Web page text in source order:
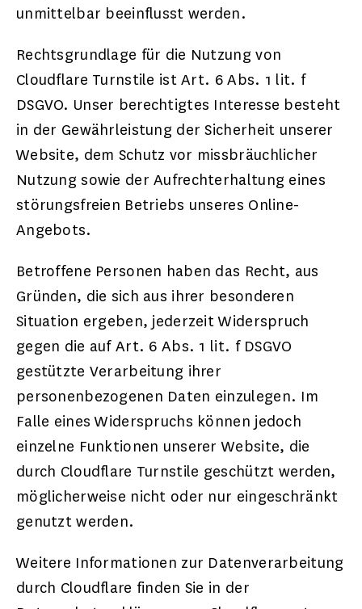
unmittelbar beeinflusst werden.
Rechtsgrundlage für die Nutzung von
Cloudflare Turnstile ist Art. 6 Abs. 1 lit. f
DSGVO. Unser berechtigtes Interesse besteht
in der Gewährleistung der Sicherheit unserer
Website, dem Schutz vor missbräuchlicher
Nutzung sowie der Aufrechterhaltung eines
störungsfreien Betriebs unseres Online-
Angebots.
Betroffene Personen haben das Recht, aus
Gründen, die sich aus ihrer besonderen
Situation ergeben, jederzeit Widerspruch
gegen die auf Art. 6 Abs. 1 lit. f DSGVO
gestützte Verarbeitung ihrer
personenbezogenen Daten einzulegen. Im
Falle eines Widerspruchs können jedoch
einzelne Funktionen unserer Website, die
durch Cloudflare Turnstile geschützt werden,
möglicherweise nicht oder nur eingeschränkt
genutzt werden.
Weitere Informationen zur Datenverarbeitung
durch Cloudflare finden Sie in der